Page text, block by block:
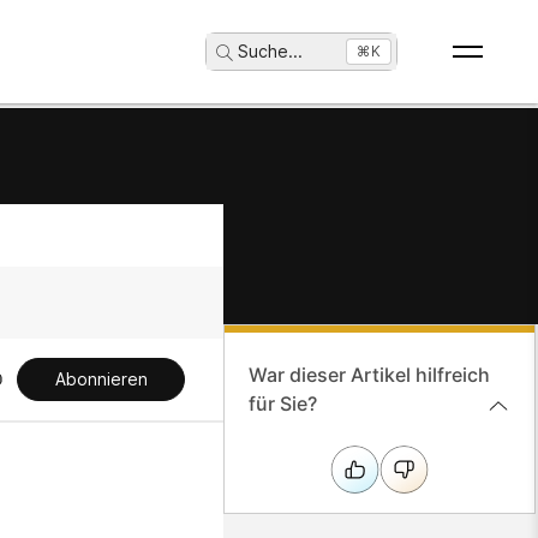
Suche... ⌘K
Abonnieren
War dieser Artikel hilfreich
für Sie?